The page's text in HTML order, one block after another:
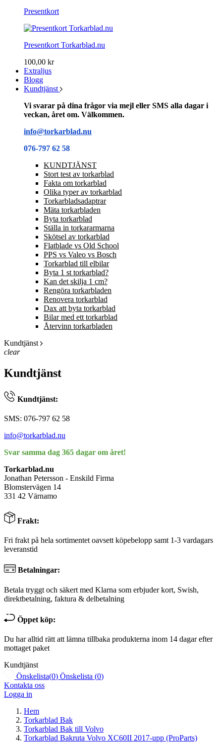
Presentkort
Presentkort Torkarblad.nu
100,00 kr
Extraljus
Blogg
Kundtjänst
Vi svarar på dina frågor via mejl eller SMS alla dagar i
veckan, året om. Välkommen.
info@torkarblad.nu
076-797 62 58
KUNDTJÄNST
Stort test av torkarblad
Fakta om torkarblad
Olika typer av torkarblad
Torkarbladsadaptrar
Mäta torkarbladen
Byta torkarblad
Ställa in torkararmarna
Skötsel av torkarblad
Flatblade vs Old School
PPS vs Valeo vs Bosch
Torkarblad till elbilar
Byta 1 st torkarblad?
Kan det skilja 1 cm?
Rengöra torkarbladen
Renovera torkarblad
Dax att byta torkarblad
Bilar med ett torkarblad
Återvinn torkarbladen
Kundtjänst
clear
Kundtjänst
Kundtjänst:
SMS: 076-797 62 58
info@torkarblad.nu
Svar samma dag 365 dagar om året!
Torkarblad.nu
Jonathan Petersson - Enskild Firma
Blomstervägen 14
331 42 Värnamo
Frakt:
Fri frakt på hela sortimentet oavsett köpebelopp samt 1-3 vardagars
leveranstid
Betalningar:
Betala tryggt och säkert med Klarna som erbjuder kort, Swish,
direktbetalning, faktura & delbetalning
Öppet köp:
Du har alltid rätt att lämna tillbaka produkterna inom 14 dagar efter
mottaget paket
Kundtjänst
Önskelista(0) Önskelista (0)
Kontakta oss
Logga in
Hem
Torkarblad Bak
Torkarblad Bak till Volvo
Torkarblad Bakruta Volvo XC60II 2017-upp (ProParts)